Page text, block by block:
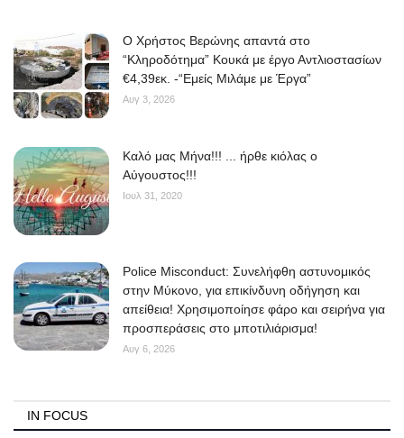
O Χρήστος Βερώνης απαντά στο
“Κληροδότημα” Κουκά με έργο Αντλιοστασίων
€4,39εκ. -“Εμείς Μιλάμε με Έργα”
Αυγ 3, 2026
Kαλό μας Μήνα!!! ... ήρθε κιόλας ο
Αύγουστος!!!
Ιουλ 31, 2020
Police Misconduct: Συνελήφθη αστυνομικός
στην Μύκονο, για επικίνδυνη οδήγηση και
απείθεια! Χρησιμοποίησε φάρο και σειρήνα για
προσπεράσεις στο μποτιλιάρισμα!
Αυγ 6, 2026
IN FOCUS